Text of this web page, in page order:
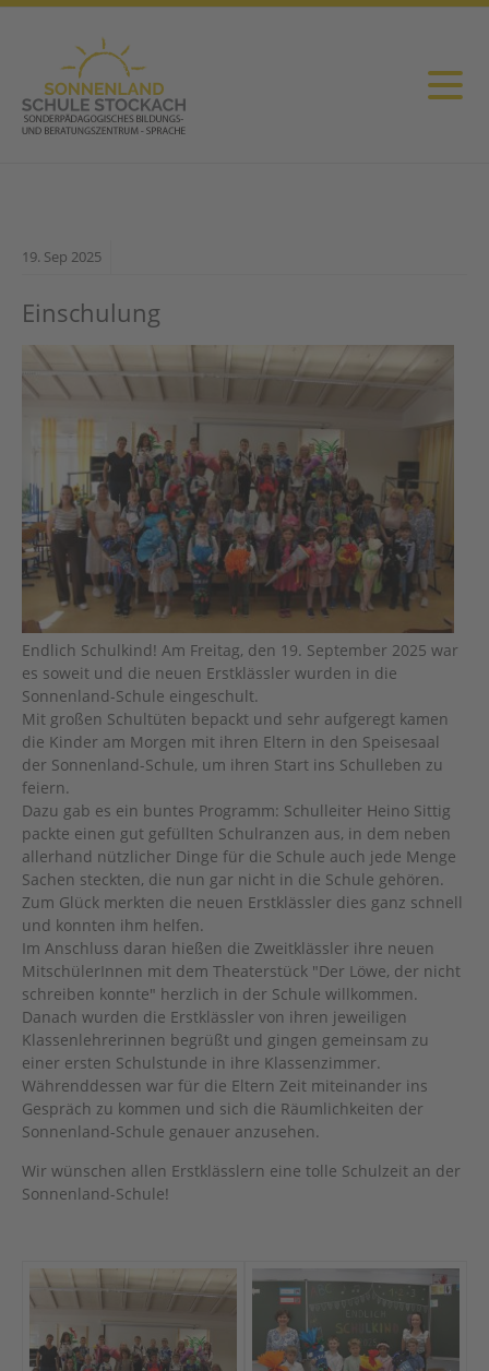
19. Sep 2025
Einschulung
Endlich Schulkind! Am Freitag, den 19. September 2025 war
es soweit und die neuen Erstklässler wurden in die
Sonnenland-Schule eingeschult.
Mit großen Schultüten bepackt und sehr aufgeregt kamen
die Kinder am Morgen mit ihren Eltern in den Speisesaal
der Sonnenland-Schule, um ihren Start ins Schulleben zu
feiern.
Dazu gab es ein buntes Programm: Schulleiter Heino Sittig
packte einen gut gefüllten Schulranzen aus, in dem neben
allerhand nützlicher Dinge für die Schule auch jede Menge
Sachen steckten, die nun gar nicht in die Schule gehören.
Zum Glück merkten die neuen Erstklässler dies ganz schnell
und konnten ihm helfen.
Im Anschluss daran hießen die Zweitklässler ihre neuen
MitschülerInnen mit dem Theaterstück "Der Löwe, der nicht
schreiben konnte" herzlich in der Schule willkommen.
Danach wurden die Erstklässler von ihren jeweiligen
Klassenlehrerinnen begrüßt und gingen gemeinsam zu
einer ersten Schulstunde in ihre Klassenzimmer.
Währenddessen war für die Eltern Zeit miteinander ins
Gespräch zu kommen und sich die Räumlichkeiten der
Sonnenland-Schule genauer anzusehen.
Wir wünschen allen Erstklässlern eine tolle Schulzeit an der
Sonnenland-Schule!